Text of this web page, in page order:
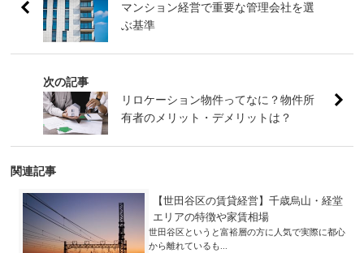
マンション経営で重要な管理会社を選
ぶ基準
次の記事
リロケーション物件ってなに？物件所
有者のメリット・デメリットは？
関連記事
【世田谷区の賃貸経営】千歳烏山・経堂
エリアの特徴や家賃相場
世田谷区というと富裕層の方に人気で実際に都心
から離れているも...